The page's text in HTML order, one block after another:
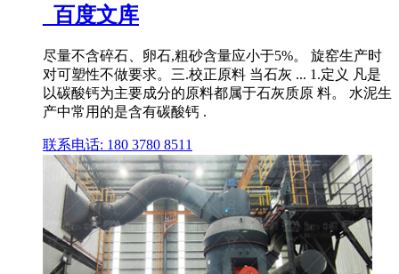
_百度文库
尽量不含碎石、卵石,粗砂含量应小于5%。 旋窑生产时
对可塑性不做要求。三.校正原料 当石灰 ... 1.定义 凡是
以碳酸钙为主要成分的原料都属于石灰质原 料。 水泥生
产中常用的是含有碳酸钙 .
联系电话: 180 3780 8511